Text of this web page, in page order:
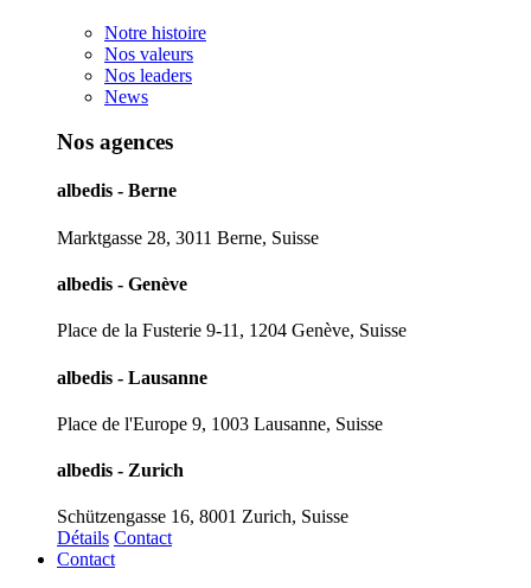
Notre histoire
Nos valeurs
Nos leaders
News
Nos agences
albedis - Berne
Marktgasse 28, 3011 Berne, Suisse
albedis - Genève
Place de la Fusterie 9-11, 1204 Genève, Suisse
albedis - Lausanne
Place de l'Europe 9, 1003 Lausanne, Suisse
albedis - Zurich
Schützengasse 16, 8001 Zurich, Suisse
Détails Contact
Contact